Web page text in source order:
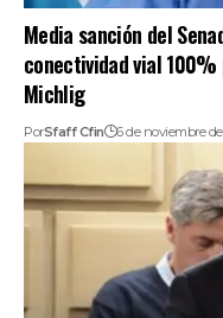
Media sanción del
conectividad vial 100%
Michlig
PorSfaff Cfin 6 de noviembre